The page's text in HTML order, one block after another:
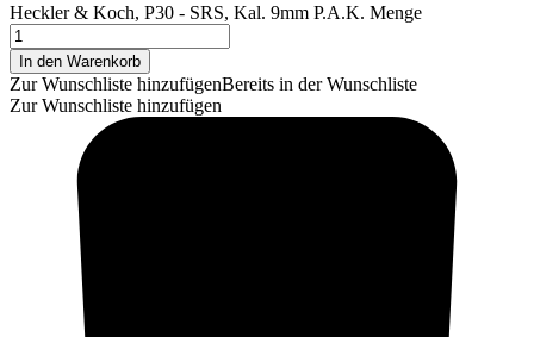
Heckler & Koch, P30 - SRS, Kal. 9mm P.A.K. Menge
In den Warenkorb
Zur Wunschliste hinzufügenBereits in der Wunschliste
Zur Wunschliste hinzufügen